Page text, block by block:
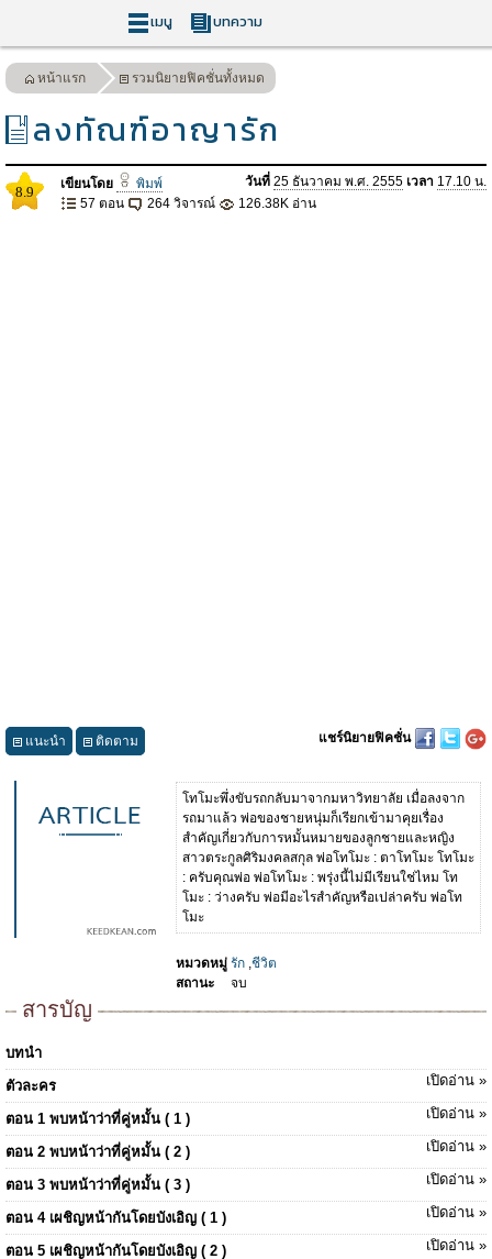
เมนู บทความ
หน้าแรก รวมนิยายฟิคชั่นทั้งหมด
ลงทัณฑ์อาญารัก
8.9 เขียนโดย พิมพ์ วันที่ 25 ธันวาคม พ.ศ. 2555 เวลา 17.10 น.
57 ตอน
264 วิจารณ์ 126.38K อ่าน
แนะนำ ติดตาม แชร์นิยายฟิคชั่น
โทโมะพึ่งขับรถกลับมาจากมหาวิทยาลัย เมื่อลงจาก
รถมาแล้ว พ่อของชายหนุ่มก็เรียกเข้ามาคุยเรื่อง
สำคัญเกี่ยวกับการหมั้นหมายของลูกชายและหญิง
สาวตระกูลศิริมงคลสกุล พ่อโทโมะ : ตาโทโมะ โทโมะ
: ครับคุณพ่อ พ่อโทโมะ : พรุ่งนี้ไม่มีเรียนใช่ไหม โท
โมะ : ว่างครับ พ่อมีอะไรสำคัญหรือเปล่าครับ พ่อโท
โมะ
หมวดหมู่ รัก ,ชีวิต
สถานะ
จบ
สารบัญ
บทนำ
ตัวละคร
เปิดอ่าน »
ตอน 1 พบหน้าว่าที่คู่หมั้น ( 1 ) เปิดอ่าน »
ตอน 2 พบหน้าว่าที่คู่หมั้น ( 2 ) เปิดอ่าน »
ตอน 3 พบหน้าว่าที่คู่หมั้น ( 3 ) เปิดอ่าน »
ตอน 4 เผชิญหน้ากันโดยบังเอิญ ( 1 ) เปิดอ่าน »
ตอน 5 เผชิญหน้ากันโดยบังเอิญ ( 2 ) เปิดอ่าน »